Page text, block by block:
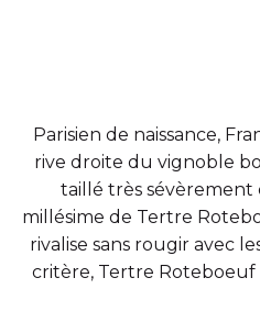
Parisien de naissance,
rive droite du vignoble
taillé très sévèrement
millésime de Tertre
rivalise sans rougir avec
critère, Tertre